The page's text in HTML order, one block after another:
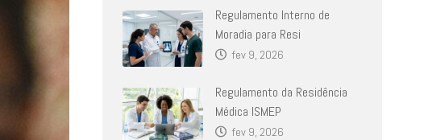
Regulamento Interno de
Moradia para Resi
fev 9, 2026
Regulamento da Residência
Médica ISMEP
fev 9, 2026